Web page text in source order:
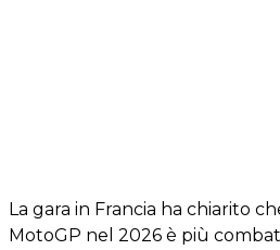
La gara in Francia ha chiarito
MotoGP nel 2026 è più